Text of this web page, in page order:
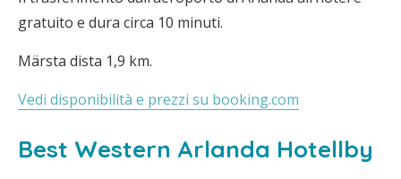
gratuito e dura circa 10 minuti.
Märsta dista 1,9 km.
Vedi disponibilità e prezzi su booking.com
Best Western Arlanda Hotellby